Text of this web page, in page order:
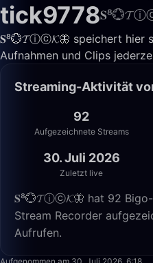
tick9778
𝐒⁸💮𝓣ⓘⓒ𝓚🦋 speichert hier
Aufnahmen und Clips
Streaming-Aktivität
92
Aufgezeichnete Streams
30. Juli 2026
Zuletzt live
𝐒⁸💮𝓣ⓘⓒ𝓚🦋 hat 92
Stream Recorder
Aufrufen.